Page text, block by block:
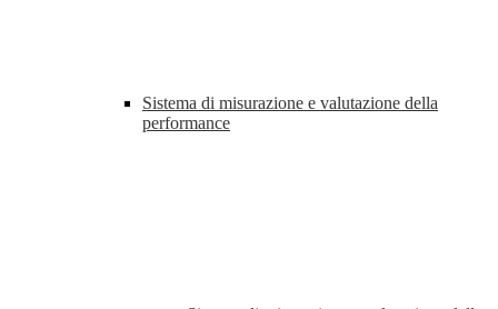
Sistema di misurazione e valutazione della
performance